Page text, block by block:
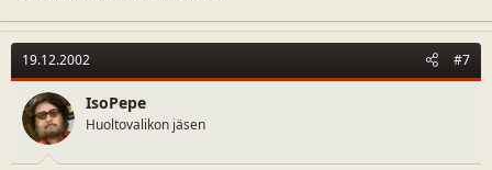
19.12.2002 #7
IsoPepe
Huoltovalikon jäsen